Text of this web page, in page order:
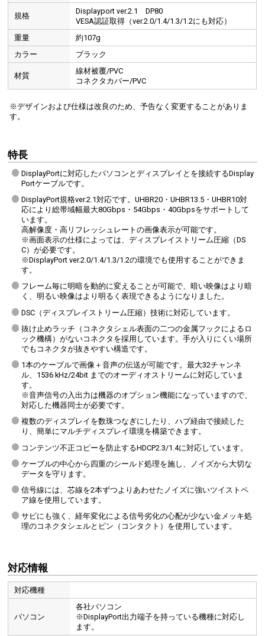
サビに強く、経年変化による信号劣化の少ない金メッキ処理のコネク
HDCP2.3/1.4に対応
規格
Displayport ver.2.1 DP80
VESA認証取得（ver.2.0/1.4/1.3/1.2にも対応）
重量
約107g
カラー
ブラック
材質
線材被覆/PVC
コネクタカバー/PVC
※デザインおよび仕様は改良のため、予告なく変更することがありま
す。
特長
DisplayPortに対応したパソコンとディスプレイとを接続するDisplay
Portケーブルです。
DisplayPort規格ver.2.1対応です。UHBR20・UHBR13.5・UHBR10対
応により総帯域幅最大80Gbps・54Gbps・40Gbpsをサポートして
います。
高解像度・高リフレッシュレートの画像表示が可能です。
※画面表示の仕様によっては、ディスプレイストリーム圧縮（DS
C）が必要です。
※DisplayPort ver.2.0/1.4/1.3/1.2の環境でも使用することができま
す。
フレーム毎に明暗を動的に変えることが可能で、暗い映像はより暗
く、明るい映像はより明るく表現できるようになりました。
DSC（ディスプレイストリーム圧縮）技術に対応しています。
抜け止めラッチ（コネクタシェル表面の二つの金属フックによるロ
ック機構）がないコネクタを採用しています。手が入りにくい場所
でもコネクタが抜きやすい構造です。
1本のケーブルで画像＋音声の伝送が可能です。最大32チャンネ
ル、1536 kHz/24bit までのオーディオストリームに対応していま
す。
※音声信号の入出力は機器のオプション機能になっていますので、
対応した機器同士が必要です。
複数のディスプレイを数珠つなぎにしたり、ハブ経由で接続した
り、簡単にマルチディスプレイ環境を構築できます。
コンテンツ不正コピーを防止するHDCP2.3/1.4に対応しています。
ケーブルの中心から四重のシールド処理を施し、ノイズから大切な
データを守ります。
信号線には、芯線を2本ずつよりあわせたノイズに強いツイストペ
ア線を使用しています。
サビにも強く、経年変化による信号劣化の心配が少ない金メッキ処
理のコネクタシェルとピン（コンタクト）を使用しています。
対応情報
対応機種
パソコン
各社パソコン
※DisplayPort出力端子を持っている機種に対応し
ます。